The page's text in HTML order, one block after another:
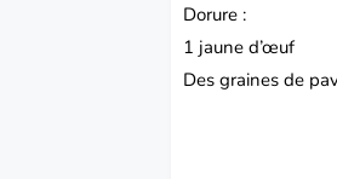
Dorure :
1 jaune d’œuf
Des graines de